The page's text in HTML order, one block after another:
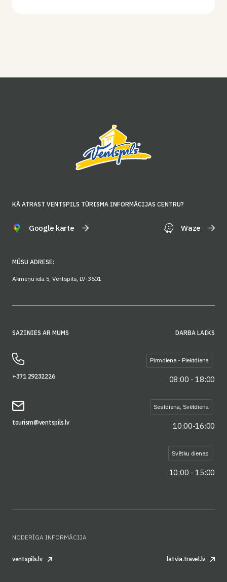
KĀ ATRAST VENTSPILS TŪRISMA INFORMĀCIJAS CENTRU?
Google karte Waze
MŪSU ADRESE:
Akmeņu iela 5, Ventspils, LV-3601
SAZINIES AR MUMS
+371 29232226
tourism@ventspils.lv
DARBA LAIKS
Pirmdiena - Piektdiena
08:00 - 18:00
Sestdiena, Svētdiena
10:00-16:00
Svētku dienas
10:00 - 15:00
NODERĪGA INFORMĀCIJA
ventspils.lv latvia.travel.lv